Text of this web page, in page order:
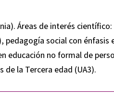
Áreas de interés
pedagogía social con énfasis
educación no formal de
la Tercera edad (UA3).